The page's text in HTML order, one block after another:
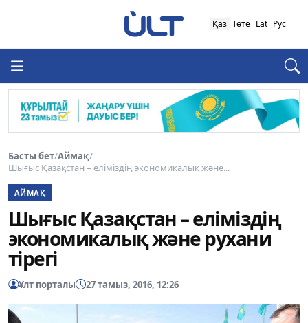
Қаз Төте Lat Рус
Басты бет/Аймақ/
Шығыс Қазақстан – еліміздің экономикалық және...
АЙМАҚ
Шығыс Қазақстан – еліміздің
экономикалық және рухани
тірегі
Ұлт порталы 27 тамыз, 2016, 12:26